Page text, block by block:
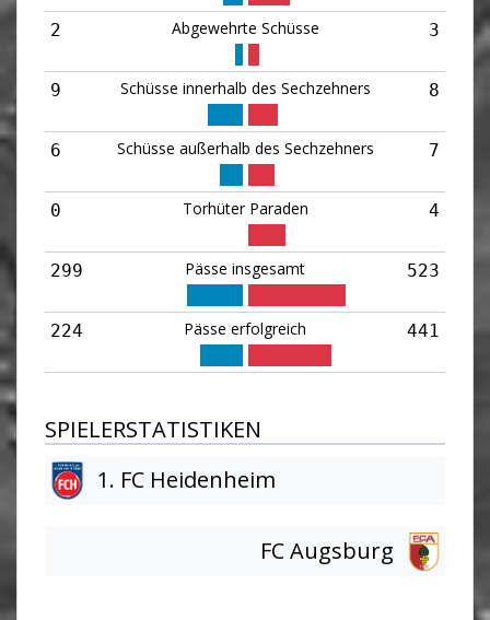
2 Abgewehrte Schüsse 3
9 Schüsse innerhalb des Sechzehners 8
6 Schüsse außerhalb des Sechzehners 7
0 Torhüter Paraden 4
299 Pässe insgesamt 523
224 Pässe erfolgreich 441
SPIELERSTATISTIKEN
1. FC Heidenheim
FC Augsburg